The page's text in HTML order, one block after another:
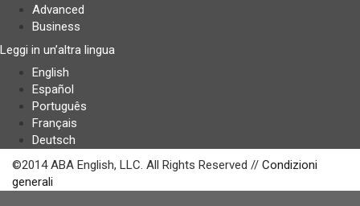
Advanced
Business
Leggi in un’altra lingua
English
Español
Português
Français
Deutsch
©2014 ABA English, LLC. All Rights Reserved // Condizioni
generali